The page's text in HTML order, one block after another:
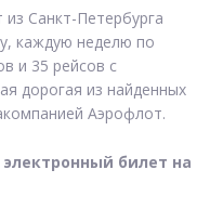
из Санкт-Петербурга
каждую неделю по
и 35 рейсов с
дорогая из найденных
Аэрофлот.
билет на